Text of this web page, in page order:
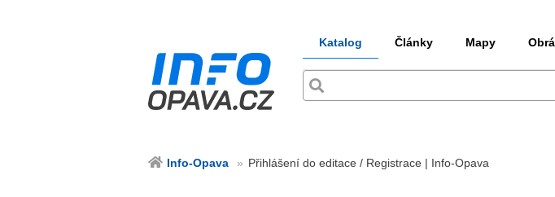
Katalog Články Mapy
Info-Opava Přihlášení do editace / Registrace | Info-Opava